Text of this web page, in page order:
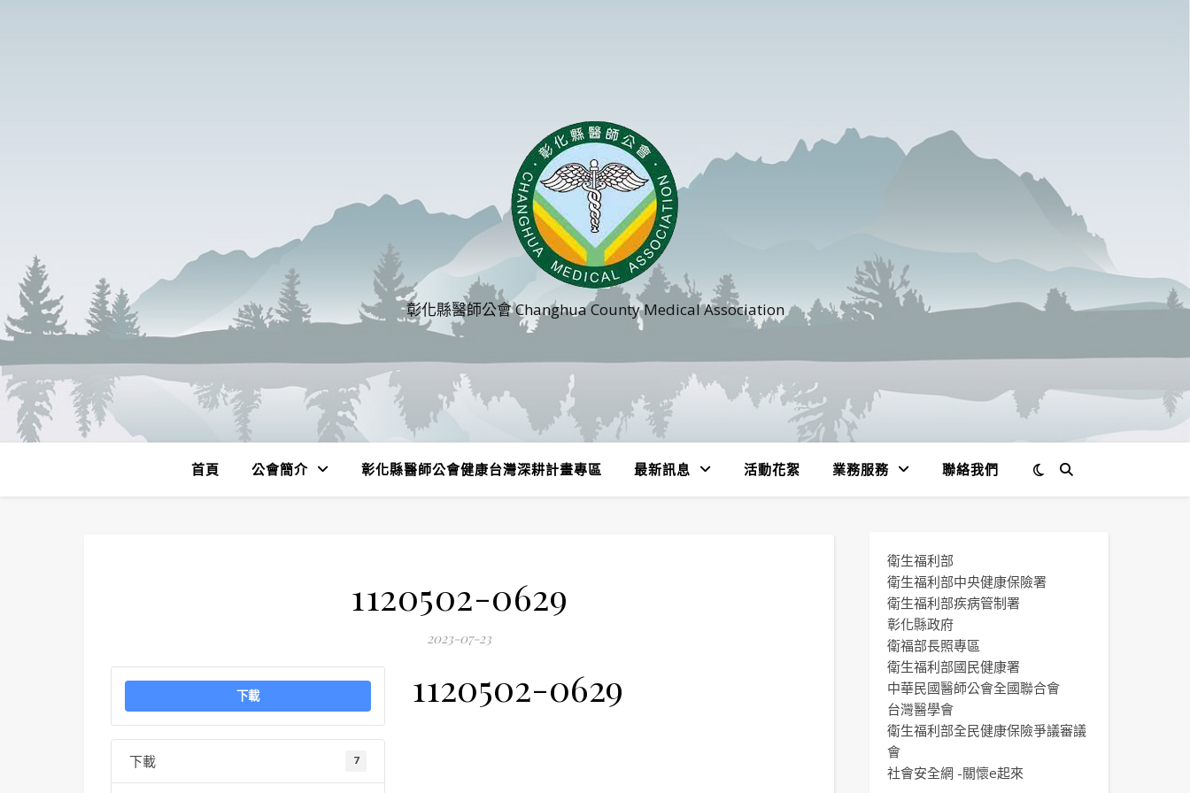
彰化縣醫師公會 Changhua County Medical Association
首頁 公會簡介 彰化縣醫師公會健康台灣深耕計畫專區 最新訊息 活動花絮 業務服務 聯絡我們
1120502-0629
2023-07-23
下載
下載 7
1120502-0629
衛生福利部
衛生福利部中央健康保險署
衛生福利部疾病管制署
彰化縣政府
衛福部長照專區
衛生福利部國民健康署
中華民國醫師公會全國聯合會
台灣醫學會
衛生福利部全民健康保險爭議審議
會
社會安全網 -關懷e起來